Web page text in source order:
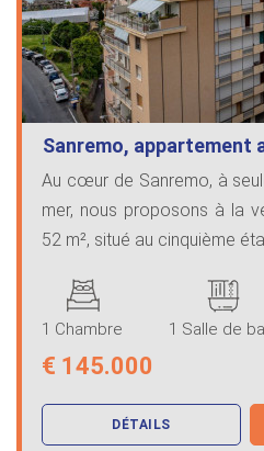
Sanremo, appartement
Au cœur de Sanremo, à
mer, nous proposons à la
52 m², situé au cinquième
1 Chambre 1 Salle de
€ 145.000
DÉTAILS